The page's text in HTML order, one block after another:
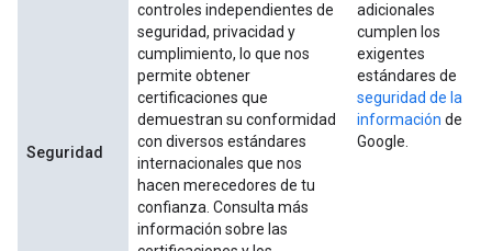
Seguridad
controles independientes de
seguridad, privacidad y
cumplimiento, lo que nos
permite obtener
certificaciones que
demuestran su conformidad
con diversos estándares
internacionales que nos
hacen merecedores de tu
confianza. Consulta más
información sobre las
adicionales
cumplen los
exigentes
estándares de
seguridad de la
información de
Google.